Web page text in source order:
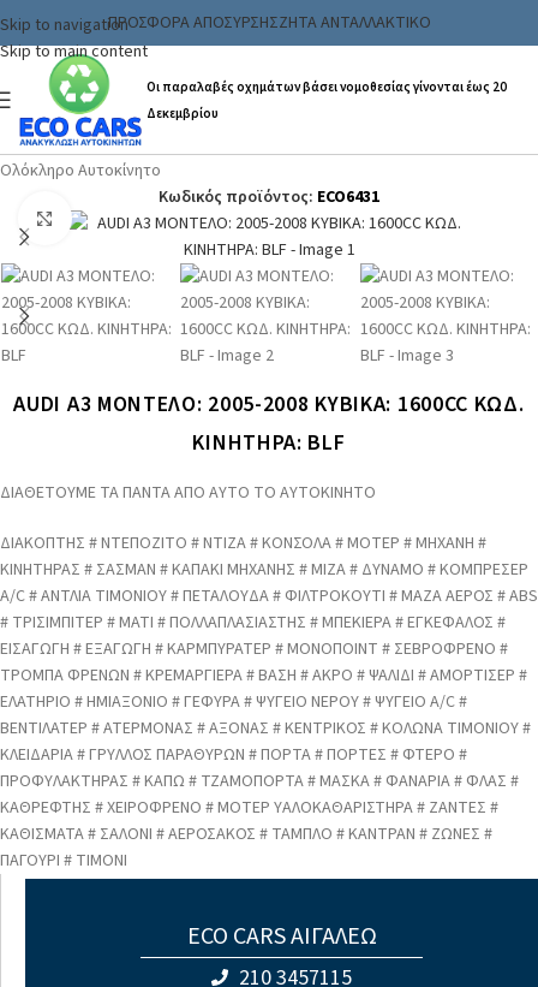
Skip to navigation
Skip to main content
ΠΡΟΣΦΟΡΑ ΑΠΟΣΥΡΣΗΣΖΗΤΑ ΑΝΤΑΛΛΑΚΤΙΚΟ
Οι παραλαβές οχημάτων βάσει νομοθεσίας γίνονται έως 20
Δεκεμβρίου
Αρχική σελίδα/Ανταλλακτικα & Αξεσουάρ
Ολόκληρο Αυτοκίνητο
Κωδικός προϊόντος: ECO6431
Click to enlarge
AUDI A3 ΜΟΝΤΕΛΟ: 2005-2008 ΚΥΒΙΚΑ: 1600CC ΚΩΔ.
ΚΙΝΗΤΗΡΑ: BLF
ΔΙΑΘΕΤΟΥΜΕ ΤΑ ΠΑΝΤΑ ΑΠΟ ΑΥΤΟ ΤΟ ΑΥΤΟΚΙΝΗΤΟ
ΔΙΑΚΟΠΤΗΣ # ΝΤΕΠΟΖΙΤΟ # ΝΤΙΖΑ # ΚΟΝΣΟΛΑ # ΜΟΤΕΡ # ΜΗΧΑΝΗ #
ΚΙΝΗΤΗΡΑΣ # ΣΑΣΜΑΝ # ΚΑΠΑΚΙ ΜΗΧΑΝΗΣ # ΜΙΖΑ # ΔΥΝΑΜΟ # ΚΟΜΠΡΕΣΕΡ
A/C # ΑΝΤΛΙΑ ΤΙΜΟΝΙΟΥ # ΠΕΤΑΛΟΥΔΑ # ΦΙΛΤΡΟΚΟΥΤΙ # ΜΑΖΑ ΑΕΡΟΣ # ABS
# ΤΡΙΣΙΜΠΙΤΕΡ # ΜΑΤΙ # ΠΟΛΛΑΠΛΑΣΙΑΣΤΗΣ # ΜΠΕΚΙΕΡΑ # ΕΓΚΕΦΑΛΟΣ #
ΕΙΣΑΓΩΓΗ # ΕΞΑΓΩΓΗ # ΚΑΡΜΠΥΡΑΤΕΡ # ΜΟΝΟΠΟΙΝΤ # ΣΕΒΡΟΦΡΕΝΟ #
ΤΡΟΜΠΑ ΦΡΕΝΩΝ # ΚΡΕΜΑΡΓΙΕΡΑ # ΒΑΣΗ # ΑΚΡΟ # ΨΑΛΙΔΙ # ΑΜΟΡΤΙΣΕΡ #
ΕΛΑΤΗΡΙΟ # ΗΜΙΑΞΟΝΙΟ # ΓΕΦΥΡΑ # ΨΥΓΕΙΟ ΝΕΡΟΥ # ΨΥΓΕΙΟ A/C #
ΒΕΝΤΙΛΑΤΕΡ # ΑΤΕΡΜΟΝΑΣ # ΑΞΟΝΑΣ # ΚΕΝΤΡΙΚΟΣ # ΚΟΛΩΝΑ ΤΙΜΟΝΙΟΥ #
ΚΛΕΙΔΑΡΙΑ # ΓΡΥΛΛΟΣ ΠΑΡΑΘΥΡΩΝ # ΠΟΡΤΑ # ΠΟΡΤΕΣ # ΦΤΕΡΟ #
ΠΡΟΦΥΛΑΚΤΗΡΑΣ # ΚΑΠΩ # ΤΖΑΜΟΠΟΡΤΑ # ΜΑΣΚΑ # ΦΑΝΑΡΙΑ # ΦΛΑΣ #
ΚΑΘΡΕΦΤΗΣ # ΧΕΙΡΟΦΡΕΝΟ # ΜΟΤΕΡ ΥΑΛΟΚΑΘΑΡΙΣΤΗΡΑ # ΖΑΝΤΕΣ #
ΚΑΘΙΣΜΑΤΑ # ΣΑΛΟΝΙ # ΑΕΡΟΣΑΚΟΣ # ΤΑΜΠΛΟ # ΚΑΝΤΡΑΝ # ΖΩΝΕΣ #
ΠΑΓΟΥΡΙ # ΤΙΜΟΝΙ
ECO CARS ΑΙΓΑΛΕΩ
210 3457115